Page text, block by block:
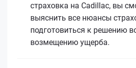
страховка на Cadillac, вы
выяснить все нюансы
подготовиться к решению
возмещению ущерба.